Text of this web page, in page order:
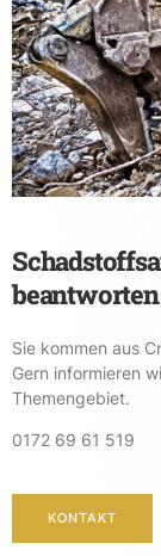
Sie kommen aus
Gern informieren
Themengebiet.
0172 69 61 519
KONTAKT